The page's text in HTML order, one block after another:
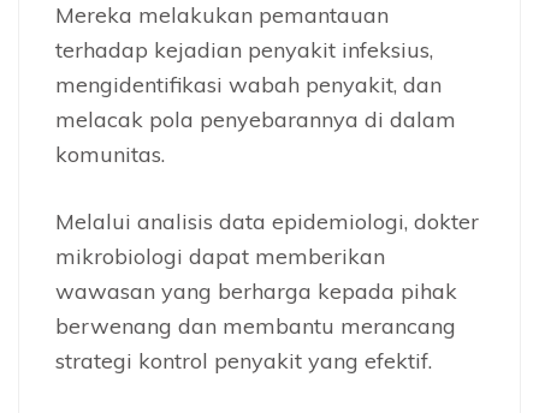
Mereka melakukan pemantauan
terhadap kejadian penyakit infeksius,
mengidentifikasi wabah penyakit, dan
melacak pola penyebarannya di dalam
komunitas.
Melalui analisis data epidemiologi, dokter
mikrobiologi dapat memberikan
wawasan yang berharga kepada pihak
berwenang dan membantu merancang
strategi kontrol penyakit yang efektif.